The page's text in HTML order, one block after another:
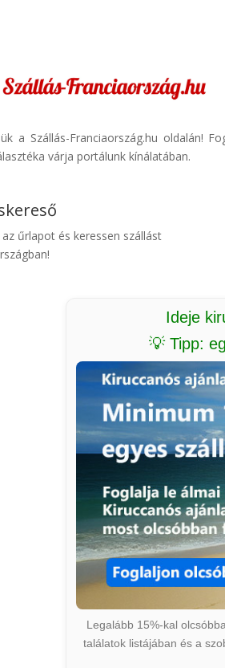
a Szállás-Franciaország.hu oldalán!
várja portálunk kínálatában.
űrlapot és keressen szállást
Ideje
💡 Tipp:
Legalább 15%-kal
találatok listájában és a